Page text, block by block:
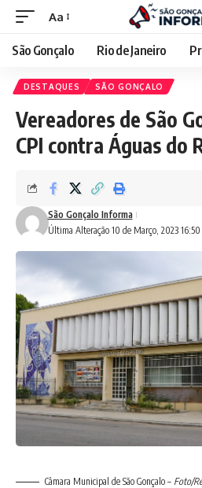
Aa
São Gonçalo Rio de Janeiro
DESTAQUES SÃO GONÇALO
Vereadores de São
CPI contra Águas do
Última Alteração 10 de Março, 2023 16:50
São Gonçalo Informa
Câmara Municipal de São Gonçalo – Foto/